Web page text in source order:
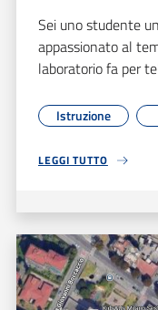
Sei uno studente
appassionato al
laboratorio fa per
Istruzione
LEGGI TUTTO